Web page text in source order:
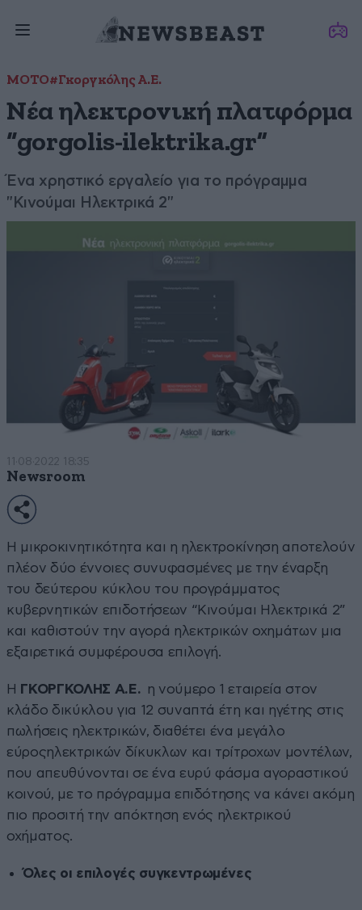
ΜΟΤΟ#Γκοργκόλης Α.Ε.
Νέα ηλεκτρονική πλατφόρμα
“gorgolis-ilektrika.gr”
Ένα χρηστικό εργαλείο για το πρόγραμμα
"Κινούμαι Ηλεκτρικά 2"
11·08·2022 18:35
Newsroom
Η μικροκινητικότητα και η ηλεκτροκίνηση αποτελούν
πλέον δύο έννοιες συνυφασμένες με την έναρξη
του δεύτερου κύκλου του προγράμματος
κυβερνητικών επιδοτήσεων “Κινούμαι Ηλεκτρικά 2”
και καθιστούν την αγορά ηλεκτρικών οχημάτων μια
εξαιρετικά συμφέρουσα επιλογή.
Η ΓΚΟΡΓΚΟΛΗΣ Α.Ε. η νούμερο 1 εταιρεία στον
κλάδο δικύκλου για 12 συναπτά έτη και ηγέτης στις
πωλήσεις ηλεκτρικών, διαθέτει ένα μεγάλο
εύροςηλεκτρικών δίκυκλων και τρίτροχων μοντέλων,
που απευθύνονται σε ένα ευρύ φάσμα αγοραστικού
κοινού, με το πρόγραμμα επιδότησης να κάνει ακόμη
πιο προσιτή την απόκτηση ενός ηλεκτρικού
οχήματος.
Όλες οι επιλογές συγκεντρωμένες